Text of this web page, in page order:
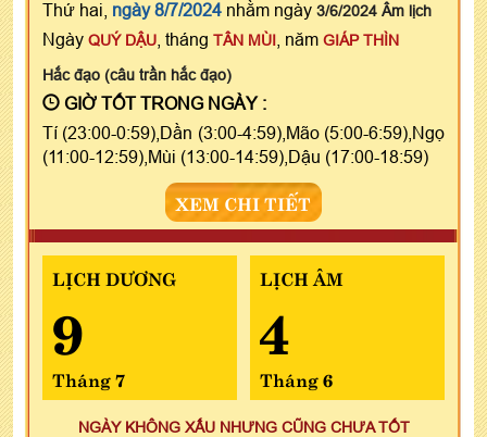
Thứ hai, ngày 8/7/2024 nhằm ngày 3/6/2024 Âm lịch
Ngày QUÝ DẬU , tháng TÂN MÙI , năm GIÁP THÌN
Hắc đạo (câu trần hắc đạo)
GIỜ TỐT TRONG NGÀY :
Tí (23:00-0:59),Dần (3:00-4:59),Mão (5:00-6:59),Ngọ
(11:00-12:59),Mùi (13:00-14:59),Dậu (17:00-18:59)
XEM CHI TIẾT
LỊCH DƯƠNG
9
Tháng 7
LỊCH ÂM
4
Tháng 6
NGÀY KHÔNG XẤU NHƯNG CŨNG CHƯA TỐT